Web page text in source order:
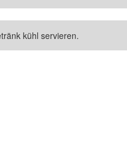
kühl servieren.